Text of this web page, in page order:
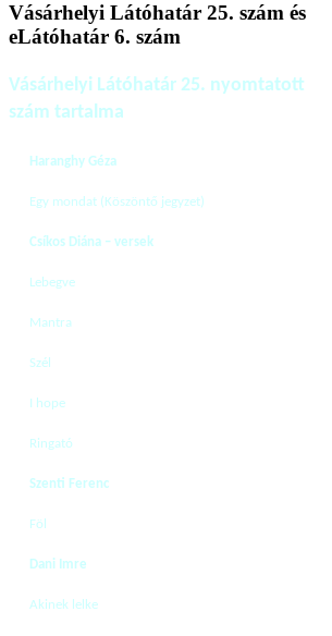
Vásárhelyi Látóhatár 25. szám és
eLátóhatár 6. szám
Vásárhelyi Látóhatár 25. nyomtatott
szám tartalma
Haranghy Géza
Egy mondat (Köszöntő jegyzet)
Csíkos Diána – versek
Lebegve
Mantra
Szél
I hope
Ringató
Szenti Ferenc
Föl
Dani Imre
Akinek lelke